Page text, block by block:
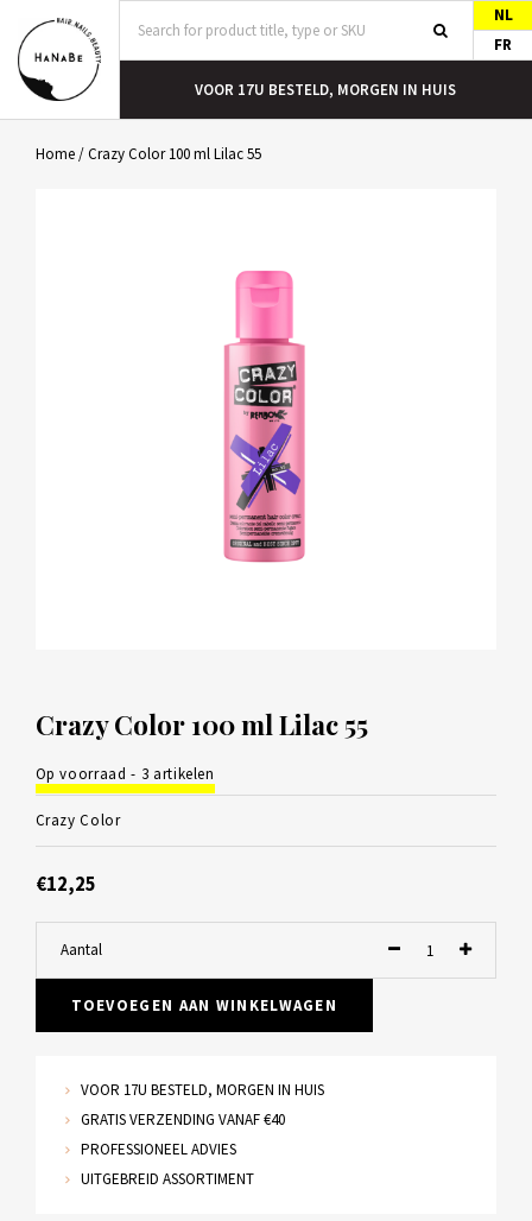
NL
FR
VOOR 17U BESTELD, MORGEN IN HUIS
Home/Crazy Color 100 ml Lilac 55
Crazy Color 100 ml Lilac 55
Op voorraad - 3 artikelen
Crazy Color
€12,25
Aantal
TOEVOEGEN AAN WINKELWAGEN
VOOR 17U BESTELD, MORGEN IN HUIS
GRATIS VERZENDING VANAF €40
PROFESSIONEEL ADVIES
UITGEBREID ASSORTIMENT